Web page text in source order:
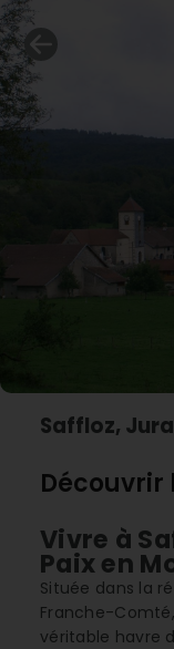
Saffloz, Jura
Vivre à
Paix en
Située dans la
Franche-
véritable havre